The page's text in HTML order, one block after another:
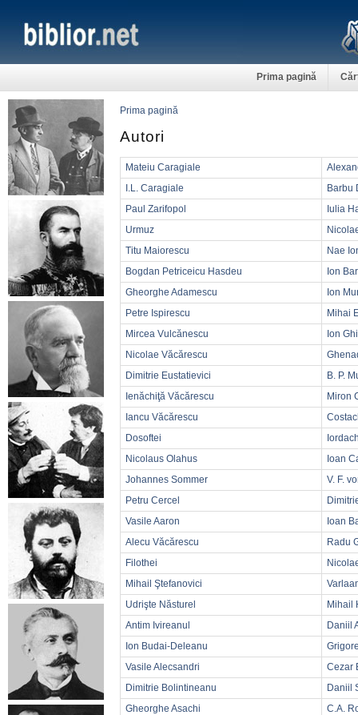
Prima pagină
Prima pagină
Autori
Mateiu Caragiale
I.L. Caragiale
Barbu
Paul Zarifopol
Iulia
Urmuz
Titu Maiorescu
Nae
Bogdan Petriceicu Hasdeu
Ion
Gheorghe Adamescu
Ion
Petre Ispirescu
Mihai
Mircea Vulcănescu
Ion
Nicolae Văcărescu
Dimitrie Eustatievici
B. P.
Ienăchiţă Văcărescu
Miron
Iancu Văcărescu
Dosoftei
Nicolaus Olahus
Ioan
Johannes Sommer
V. F.
Petru Cercel
Vasile Aaron
Ioan
Alecu Văcărescu
Radu
Filothei
Mihail Ştefanovici
Udrişte Năsturel
Mihail
Antim Ivireanul
Daniil
Ion Budai-Deleanu
Vasile Alecsandri
Cezar
Dimitrie Bolintineanu
Daniil
Gheorghe Asachi
C.A.